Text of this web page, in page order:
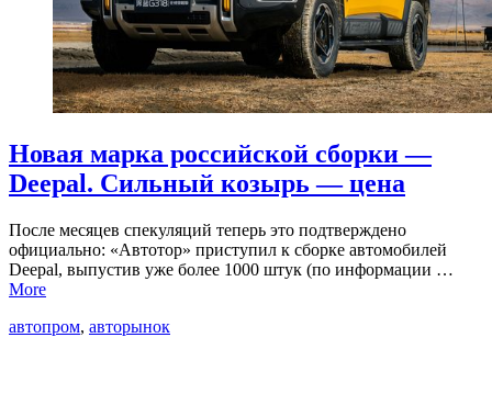
Новая марка российской сборки —
Deepal. Сильный козырь — цена
После месяцев спекуляций теперь это подтверждено
официально: «Автотор» приступил к сборке автомобилей
Deepal, выпустив уже более 1000 штук (по информации …
More
автопром, авторынок